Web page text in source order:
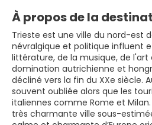
À propos de la
Trieste est une ville du nord-est
névralgique et politique influent
littérature, de la musique, de l'art
domination autrichienne et
décliné vers la fin du XXe siècle.
souvent oubliée alors que les
italiennes comme Rome et
très charmante ville sous-